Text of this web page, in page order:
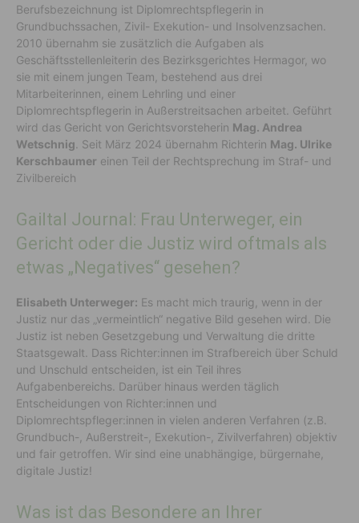
Berufsbezeichnung ist Diplomrechtspflegerin in
Grundbuchssachen, Zivil- Exekution- und Insolvenzsachen.
2010 übernahm sie zusätzlich die Aufgaben als
Geschäftsstellenleiterin des Bezirksgerichtes Hermagor, wo
sie mit einem jungen Team, bestehend aus drei
Mitarbeiterinnen, einem Lehrling und einer
Diplomrechtspflegerin in Außerstreitsachen arbeitet. Geführt
wird das Gericht von Gerichtsvorsteherin Mag. Andrea
Wetschnig . Seit März 2024 übernahm Richterin Mag. Ulrike
Kerschbaumer einen Teil der Rechtsprechung im Straf- und
Zivilbereich
Gailtal Journal: Frau Unterweger, ein
Gericht oder die Justiz wird oftmals als
etwas „Negatives“ gesehen?
Elisabeth Unterweger: Es macht mich traurig, wenn in der
Justiz nur das „vermeintlich“ negative Bild gesehen wird. Die
Justiz ist neben Gesetzgebung und Verwaltung die dritte
Staatsgewalt. Dass Richter:innen im Strafbereich über Schuld
und Unschuld entscheiden, ist ein Teil ihres
Aufgabenbereichs. Darüber hinaus werden täglich
Entscheidungen von Richter:innen und
Diplomrechtspfleger:innen in vielen anderen Verfahren (z.B.
Grundbuch-, Außerstreit-, Exekution-, Zivilverfahren) objektiv
und fair getroffen. Wir sind eine unabhängige, bürgernahe,
digitale Justiz!
Was ist das Besondere an Ihrer